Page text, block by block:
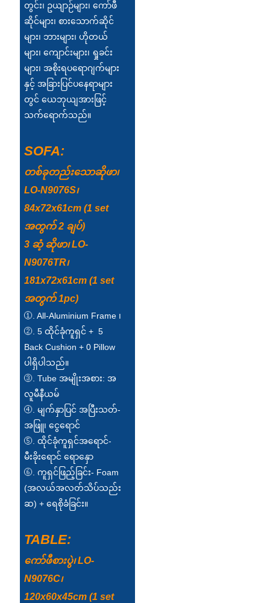
တွင်း၊ ဥယျာဉ်များ၊ ကော်ဖီ
ဆိုင်များ၊ စားသောက်ဆိုင်
များ၊ ဘားများ၊ ဟိုတယ်
များ၊ ကျောင်းများ၊ ရှုခင်း
များ၊ အစိုးရပရောဂျက်များ
နှင့် အခြားပြင်ပနေရာများ
တွင် ယေဘုယျအားဖြင့်
သက်ရောက်သည်။
SOFA:
တစ်ခုတည်းသောဆိုဖာ၊
LO-N9076S၊
84x72x61cm (1 set
အတွက် 2 ချပ်)
3 ဆံ့ ဆိုဖာ၊ LO-
N9076TR၊
181x72x61cm (1 set
အတွက် 1pc)
①. All-Aluminium Frame ၊
②. 5 ထိုင်ခုံကူရှင် + 5
Back Cushion + 0 Pillow
ပါရှိပါသည်။
③. Tube အမျိုးအစား: အ
လူမီနီယမ်
④. မျက်နှာပြင် အပြီးသတ်-
အဖြူ၊ ငွေရောင်
⑤. ထိုင်ခုံကူရှင်အရောင်-
မီးခိုးရောင် ရောနှော
⑥. ကူရှင်ဖြည့်ခြင်း- Foam
(အလယ်အလတ်သိပ်သည်း
ဆ) + ရေစိုခံခြင်း။
TABLE:
ကော်ဖီစားပွဲ၊ LO-
N9076C၊
120x60x45cm (1 set